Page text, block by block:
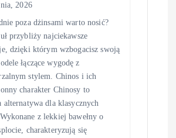
2026
poza dżinsami warto nosić?
przybliży najciekawsze
dzięki którym wzbogacisz swoją
łączące wygodę z
stylem. Chinos i ich
charakter Chinosy to
alternatywa dla klasycznych
z lekkiej bawełny o
charakteryzują się